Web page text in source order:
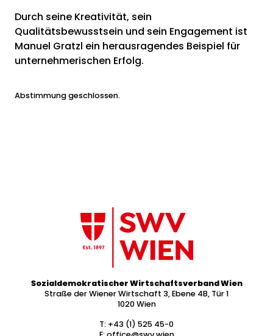
Durch seine Kreativität, sein
Qualitätsbewusstsein und sein Engagement ist
Manuel Gratzl ein herausragendes Beispiel für
unternehmerischen Erfolg.
Abstimmung geschlossen.
Sozialdemokratischer Wirtschaftsverband Wien
Straße der Wiener Wirtschaft 3, Ebene 4B, Tür 1
1020 Wien
T: +43 (1) 525 45-0